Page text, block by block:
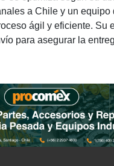
a Chile y un equipo
ágil y eficiente. Su
para asegurar la